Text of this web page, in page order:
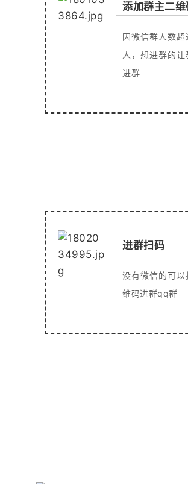
添加群主二维
因微信群人数超
人，想进群的让
进群
进群扫码
没有微信的可以
维码进群qq群